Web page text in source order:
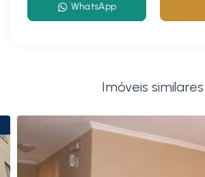
WhatsApp
Imóveis similares